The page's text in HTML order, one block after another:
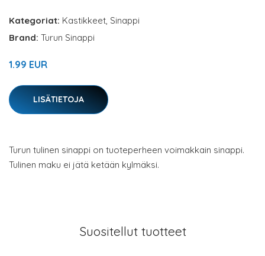
Kategoriat: Kastikkeet, Sinappi
Brand: Turun Sinappi
1.99 EUR
LISÄTIETOJA
Turun tulinen sinappi on tuoteperheen voimakkain sinappi.
Tulinen maku ei jätä ketään kylmäksi.
Suositellut tuotteet